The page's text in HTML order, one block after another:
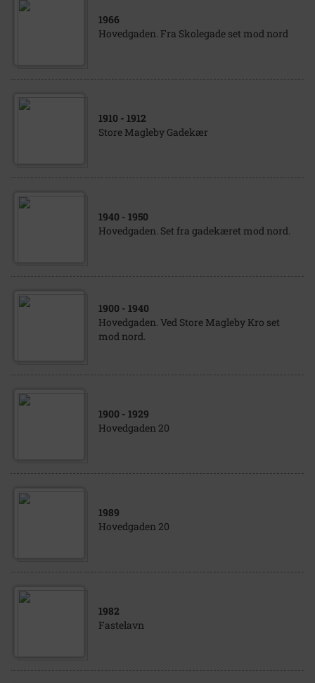
1966
Hovedgaden. Fra Skolegade set mod nord
1910 - 1912
Store Magleby Gadekær
1940 - 1950
Hovedgaden. Set fra gadekæret mod nord.
1900 - 1940
Hovedgaden. Ved Store Magleby Kro set
mod nord.
1900 - 1929
Hovedgaden 20
1989
Hovedgaden 20
1982
Fastelavn